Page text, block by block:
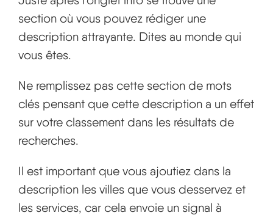
section où vous pouvez rédiger une
description attrayante. Dites au monde qui
vous êtes.
Ne remplissez pas cette section de mots
clés pensant que cette description a un effet
sur votre classement dans les résultats de
recherches.
Il est important que vous ajoutiez dans la
description les villes que vous desservez et
les services, car cela envoie un signal à